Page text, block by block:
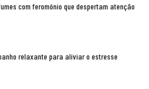
com feromônio que despertam atenção
relaxante para aliviar o estresse